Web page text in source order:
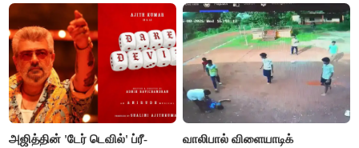
அஜித்தின் 'டேர் டெவில்' ப்ரீ-
வாலிபால் விளையாடிக்